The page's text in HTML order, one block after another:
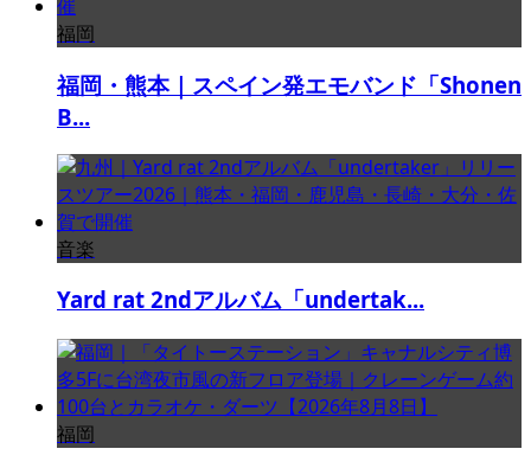
福岡
福岡・熊本｜スペイン発エモバンド「Shonen
B...
音楽
Yard rat 2ndアルバム「undertak...
福岡